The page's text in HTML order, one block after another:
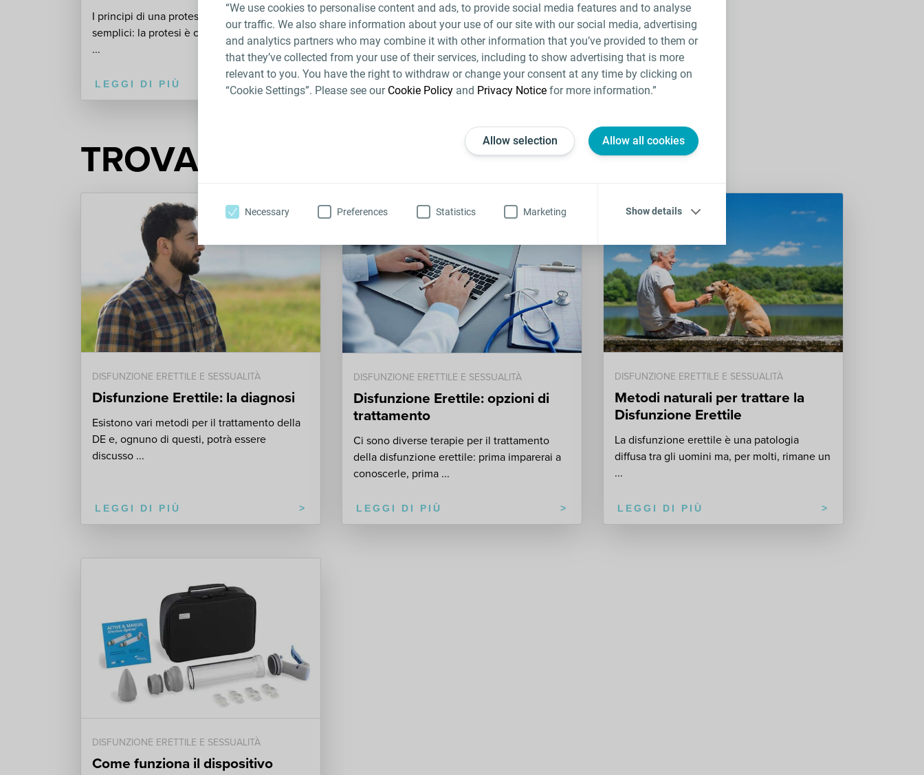
“We use cookies to personalise content and ads, to provide social media features and to analyse
our traffic. We also share information about your use of our site with our social media, advertising
and analytics partners who may combine it with other information that you’ve provided to them or
that they’ve collected from your use of their services, including to show advertising that is more
relevant to you. You have the right to withdraw or change your consent at any time by clicking on
“Cookie Settings”. Please see our Cookie Policy and Privacy Notice for more information.”
Allow selection Allow all cookies
Necessary Preferences Statistics Marketing Show details
I principi di una protesi malleabile1 sono
semplici: la protesi è costituita da due cilindri
...
LEGGI DI PIÙ
TROVA LA SOLUZIONE
DISFUNZIONE ERETTILE E SESSUALITÀ
Disfunzione Erettile: la diagnosi
Esistono vari metodi per il trattamento della
DE e, ognuno di questi, potrà essere
discusso ...
LEGGI DI PIÙ
DISFUNZIONE ERETTILE E SESSUALITÀ
Disfunzione Erettile: opzioni di
trattamento
Ci sono diverse terapie per il trattamento
della disfunzione erettile: prima imparerai a
conoscerle, prima ...
LEGGI DI PIÙ
DISFUNZIONE ERETTILE E SESSUALITÀ
Metodi naturali per trattare la
Disfunzione Erettile
La disfunzione erettile è una patologia
diffusa tra gli uomini ma, per molti, rimane un
...
LEGGI DI PIÙ
DISFUNZIONE ERETTILE E SESSUALITÀ
Come funziona il dispositivo